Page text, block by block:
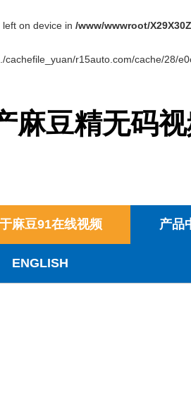
on device in /www/wwwroot/
cachefile_yuan/r15auto.com/cache/28/
麻豆精无码
麻豆91在线视频 产品
ENGLISH